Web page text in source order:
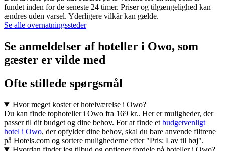
fundet inden for de seneste 24 timer. Priser og tilgængelighed kan
ændres uden varsel. Yderligere vilkår kan gælde.
Se alle overnatningssteder
Se anmeldelser af hoteller i Owo, som
gæster er vilde med
Ofte stillede spørgsmål
Hvor meget koster et hotelværelse i Owo?
Du kan finde tophoteller i Owo fra 169 kr.. Her er muligheder, der
passer til dit budget og dine behov. For at finde et budgetvenligt
hotel i Owo, der opfylder dine behov, skal du bare anvende filtrene
på Hotels.com og sortere mulighederne efter "Pris: Lav til høj".